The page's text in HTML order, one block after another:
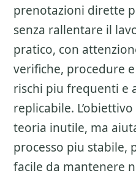
prenotazioni dirette
senza rallentare il
pratico, con
verifiche, procedure
rischi piu frequenti e
replicabile.
teoria inutile, ma
processo piu stabile,
facile da mantenere